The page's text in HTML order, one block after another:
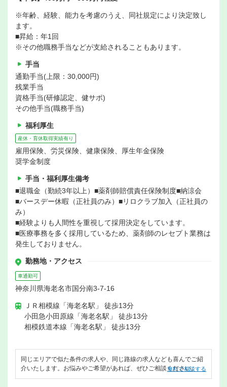
※年齢、経験、能力を考慮のうえ、同社規定により決定致し
ます。
■昇給：年1回
※その他職務手当などが支給されることもあります。
手当
通勤手当(上限：30,000円)
残業手当
資格手当(研修認定、健サポ)
その他手当(職務手当)
福利厚生
産休・育休取得実績有り
雇用保険、労災保険、健康保険、厚生年金保険
奨学金制度
手当・福利厚生備考
■退職金（勤続3年以上）■薬剤師賠償責任保険制度■納涼会
■バースデー休暇（正社員のみ）■リロクラブ加入（正社員の
み）
■経験よりも人間性を重視して採用決定をしています。
■医療事務を多く採用しているため、薬剤師のレセプト業務は
発生しておりません。
勤務地・アクセス
車通勤可
神奈川県海老名市国分南3-7-16
ＪＲ相模線「海老名駅」 徒歩13分
小田急小田原線「海老名駅」 徒歩13分
相模鉄道本線「海老名駅」 徒歩13分
同じエリアで似た条件の求人や、同じ路線の求人なども喜んでご紹
介いたします。お悩みやご希望があれば、ぜひご相談ください。
無料で相談する